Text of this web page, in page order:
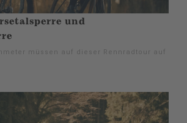
und
müssen auf dieser Rennradtour auf